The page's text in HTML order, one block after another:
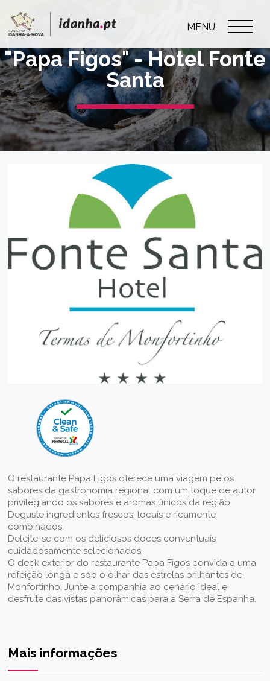
MENU
"Papa Figos" - Hotel Fonte
Santa
O restaurante Papa Figos oferece uma viagem pelos
sabores da gastronomia regional com um toque de autor
privilegiando os sabores e aromas únicos da região.
Deguste ingredientes frescos, locais e ricamente
combinados.
Deleite-se com os deliciosos doces conventuais
cuidadosamente selecionados.
O deck exterior do restaurante Papa Figos convida a uma
refeição longa e sob o olhar das estrelas brilhantes de
Monfortinho. Junte a companhia ao cenário ideal e
desfrute das vistas panorâmicas para a Serra de Espanha.
Mais informações